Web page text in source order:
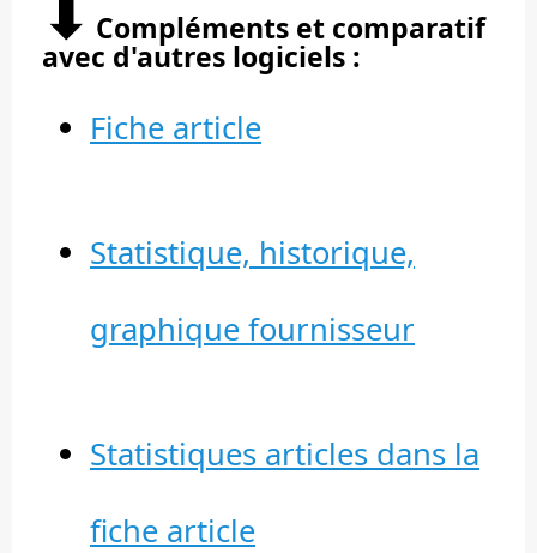
⬇︎ Compléments et comparatif
avec d'autres logiciels :
Fiche article
Statistique, historique,
graphique fournisseur
Statistiques articles dans la
fiche article